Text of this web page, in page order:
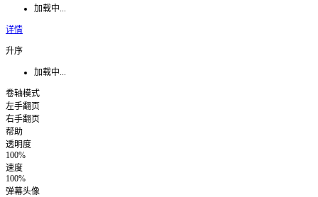
加载中...
详情
升序
加载中...
卷轴模式
左手翻页
右手翻页
帮助
透明度
100%
速度
100%
弹幕头像